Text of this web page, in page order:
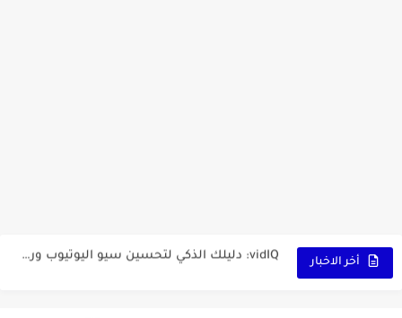
أخر الاخبار أفضل ثلاث برامج في رمضان 2025: دليل شامل لأفضل التطبيقات...